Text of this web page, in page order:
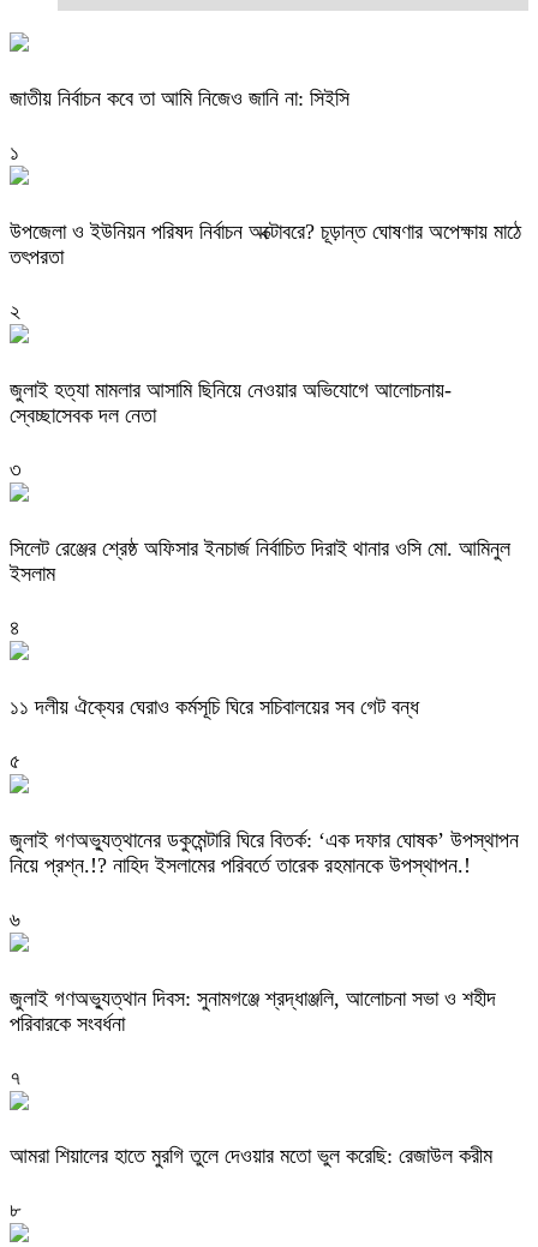
জাতীয় নির্বাচন কবে তা আমি নিজেও জানি না: সিইসি
১
উপজেলা ও ইউনিয়ন পরিষদ নির্বাচন অক্টোবরে? চূড়ান্ত ঘোষণার অপেক্ষায় মাঠে
তৎপরতা
২
জুলাই হত্যা মামলার আসামি ছিনিয়ে নেওয়ার অভিযোগে আলোচনায়-
স্বেচ্ছাসেবক দল নেতা
৩
‎সিলেট রেঞ্জের শ্রেষ্ঠ অফিসার ইনচার্জ নির্বাচিত দিরাই থানার ওসি মো. আমিনুল
ইসলাম
৪
‎১১ দলীয় ঐক্যের ঘেরাও কর্মসূচি ঘিরে সচিবালয়ের সব গেট বন্ধ
৫
‎জুলাই গণঅভ্যুত্থানের ডকুমেন্টারি ঘিরে বিতর্ক: ‘এক দফার ঘোষক’ উপস্থাপন
নিয়ে প্রশ্ন.!? নাহিদ ইসলামের পরিবর্তে তারেক রহমানকে উপস্থাপন.!
৬
জুলাই গণঅভ্যুত্থান দিবস: সুনামগঞ্জে শ্রদ্ধাঞ্জলি, আলোচনা সভা ও শহীদ
পরিবারকে সংবর্ধনা
৭
‎আমরা শিয়ালের হাতে মুরগি তুলে দেওয়ার মতো ভুল করেছি: রেজাউল করীম
৮